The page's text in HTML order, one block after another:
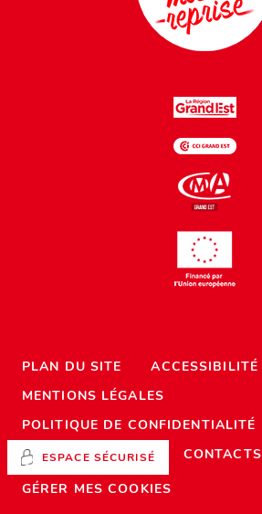
PLAN DU SITE ACCESSIBILITÉ
MENTIONS LÉGALES
POLITIQUE DE CONFIDENTIALITÉ
ESPACE SÉCURISÉ
CONTACTS
GÉRER MES COOKIES